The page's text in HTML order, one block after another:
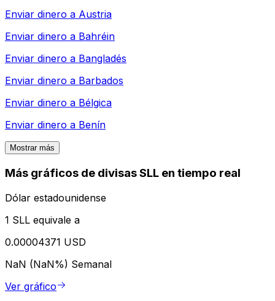
Enviar dinero a Austria
Enviar dinero a Bahréin
Enviar dinero a Bangladés
Enviar dinero a Barbados
Enviar dinero a Bélgica
Enviar dinero a Benín
Mostrar más
Más gráficos de divisas SLL en tiempo real
Dólar estadounidense
1 SLL equivale a
0.00004371 USD
NaN (NaN%) Semanal
Ver gráfico